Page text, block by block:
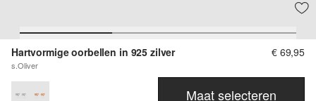
Hartvormige oorbellen in 925 zilver
s.Oliver
€ 69,95
Maat selecteren